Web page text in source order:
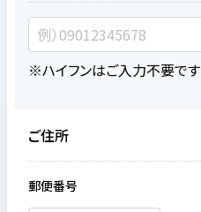
※ハイフンはご入力不要です
ご住所
郵便番号